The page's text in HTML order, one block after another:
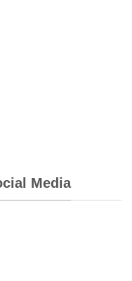
Media